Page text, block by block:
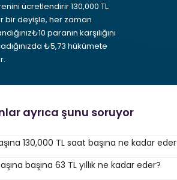
ücretlendirir 130,000 TL.
bir deyişle, her zaman
paranın karşılığını
₺5,73 hükümete
ayrıca şunu soruyor
130,000 TL saat başına ne kadar
başına 63 TL yıllık ne kadar eder?